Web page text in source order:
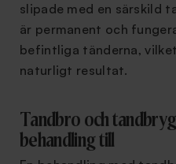
slipade med en särskild
är permanent och
befintliga tänderna,
naturligt resultat.
Tandbro och
behandling till